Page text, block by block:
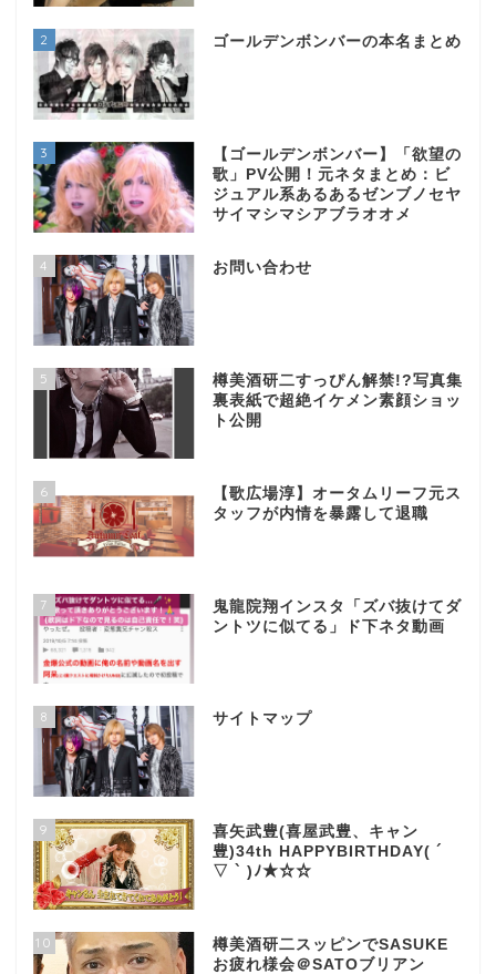
2 ゴールデンボンバーの本名まとめ
3
【ゴールデンボンバー】「欲望の
歌」PV公開！元ネタまとめ：ビ
ジュアル系あるあるゼンブノセヤ
サイマシマシアブラオオメ
4 お問い合わせ
5
樽美酒研二すっぴん解禁!?写真集
裏表紙で超絶イケメン素顔ショッ
ト公開
6
【歌広場淳】オータムリーフ元ス
タッフが内情を暴露して退職
7
鬼龍院翔インスタ「ズバ抜けてダ
ントツに似てる」ド下ネタ動画
8 サイトマップ
9
喜矢武豊(喜屋武豊、キャン
豊)34th HAPPYBIRTHDAY( ´
▽ ` )ﾉ★☆☆
10
樽美酒研二スッピンでSASUKE
お疲れ様会＠SATOブリアン